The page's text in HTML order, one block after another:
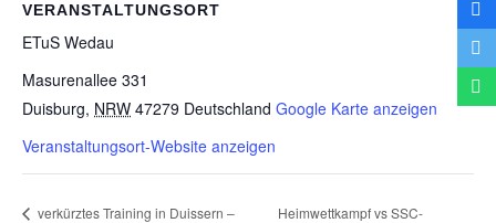
VERANSTALTUNGSORT
ETuS Wedau
Masurenallee 331
Duisburg, NRW 47279 Deutschland Google Karte anzeigen
Veranstaltungsort-Website anzeigen
ver­kürz­tes Trai­ning in Duis­sern –
Heim­wett­kampfvs SSC-